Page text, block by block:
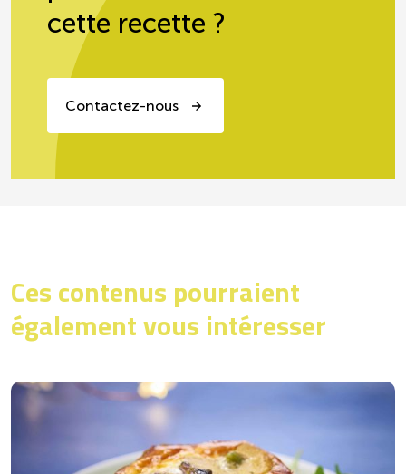
cette recette ?
Contactez-nous
Ces contenus pourraient
également vous intéresser